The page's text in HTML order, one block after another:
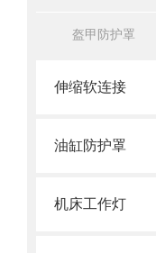
盔甲防护罩
伸缩软连接
油缸防护罩
机床工作灯